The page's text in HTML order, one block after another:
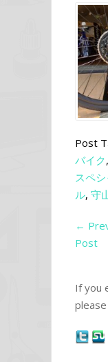
Post
バイク,
スペ
ル, 守
←
Post
If you